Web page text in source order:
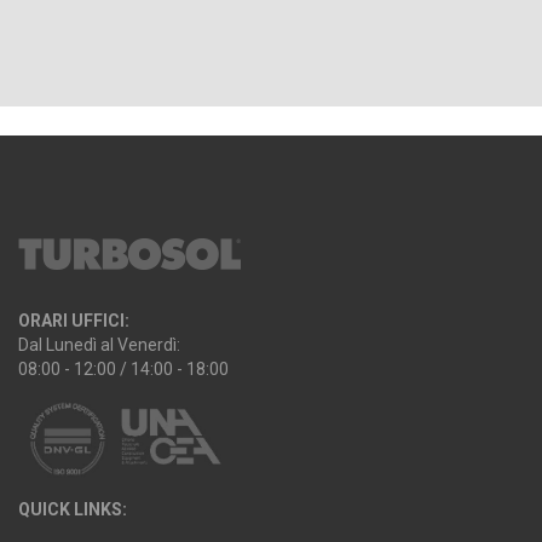
ORARI UFFICI:
Dal Lunedì al Venerdì:
08:00 - 12:00 / 14:00 - 18:00
QUICK LINKS: